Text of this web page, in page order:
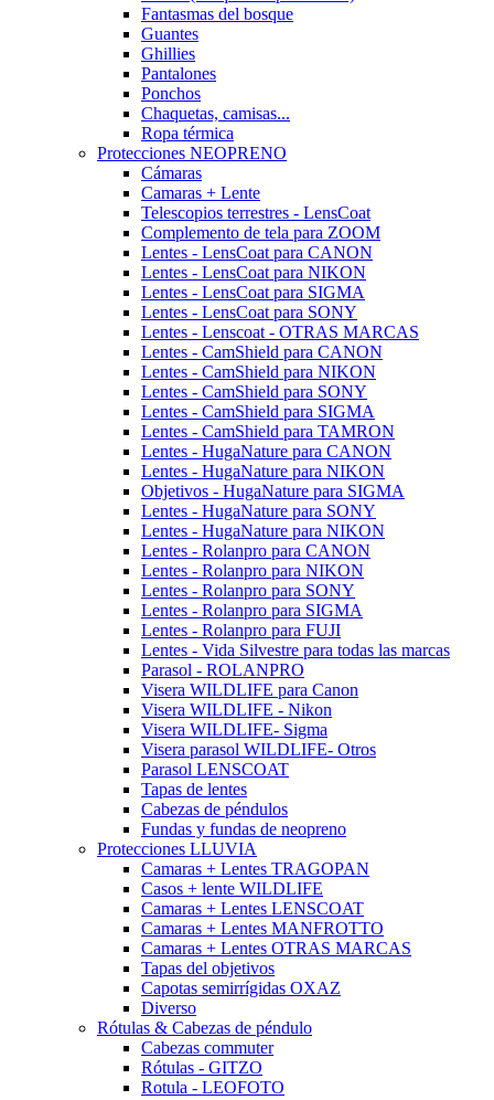
Fantasmas del bosque
Guantes
Ghillies
Pantalones
Ponchos
Chaquetas, camisas...
Ropa térmica
Protecciones NEOPRENO
Cámaras
Camaras + Lente
Telescopios terrestres - LensCoat
Complemento de tela para ZOOM
Lentes - LensCoat para CANON
Lentes - LensCoat para NIKON
Lentes - LensCoat para SIGMA
Lentes - LensCoat para SONY
Lentes - Lenscoat - OTRAS MARCAS
Lentes - CamShield para CANON
Lentes - CamShield para NIKON
Lentes - CamShield para SONY
Lentes - CamShield para SIGMA
Lentes - CamShield para TAMRON
Lentes - HugaNature para CANON
Lentes - HugaNature para NIKON
Objetivos - HugaNature para SIGMA
Lentes - HugaNature para SONY
Lentes - HugaNature para NIKON
Lentes - Rolanpro para CANON
Lentes - Rolanpro para NIKON
Lentes - Rolanpro para SONY
Lentes - Rolanpro para SIGMA
Lentes - Rolanpro para FUJI
Lentes - Vida Silvestre para todas las marcas
Parasol - ROLANPRO
Visera WILDLIFE para Canon
Visera WILDLIFE - Nikon
Visera WILDLIFE- Sigma
Visera parasol WILDLIFE- Otros
Parasol LENSCOAT
Tapas de lentes
Cabezas de péndulos
Fundas y fundas de neopreno
Protecciones LLUVIA
Camaras + Lentes TRAGOPAN
Casos + lente WILDLIFE
Camaras + Lentes LENSCOAT
Camaras + Lentes MANFROTTO
Camaras + Lentes OTRAS MARCAS
Tapas del objetivos
Capotas semirrígidas OXAZ
Diverso
Rótulas & Cabezas de péndulo
Cabezas commuter
Rótulas - GITZO
Rotula - LEOFOTO